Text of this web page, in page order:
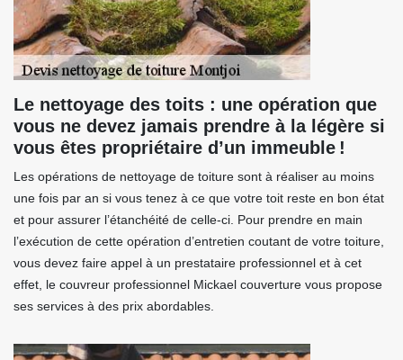
Le nettoyage des toits : une opération que
vous ne devez jamais prendre à la légère si
vous êtes propriétaire d’un immeuble !
Les opérations de nettoyage de toiture sont à réaliser au moins
une fois par an si vous tenez à ce que votre toit reste en bon état
et pour assurer l’étanchéité de celle-ci. Pour prendre en main
l’exécution de cette opération d’entretien coutant de votre toiture,
vous devez faire appel à un prestataire professionnel et à cet
effet, le couvreur professionnel Mickael couverture vous propose
ses services à des prix abordables.